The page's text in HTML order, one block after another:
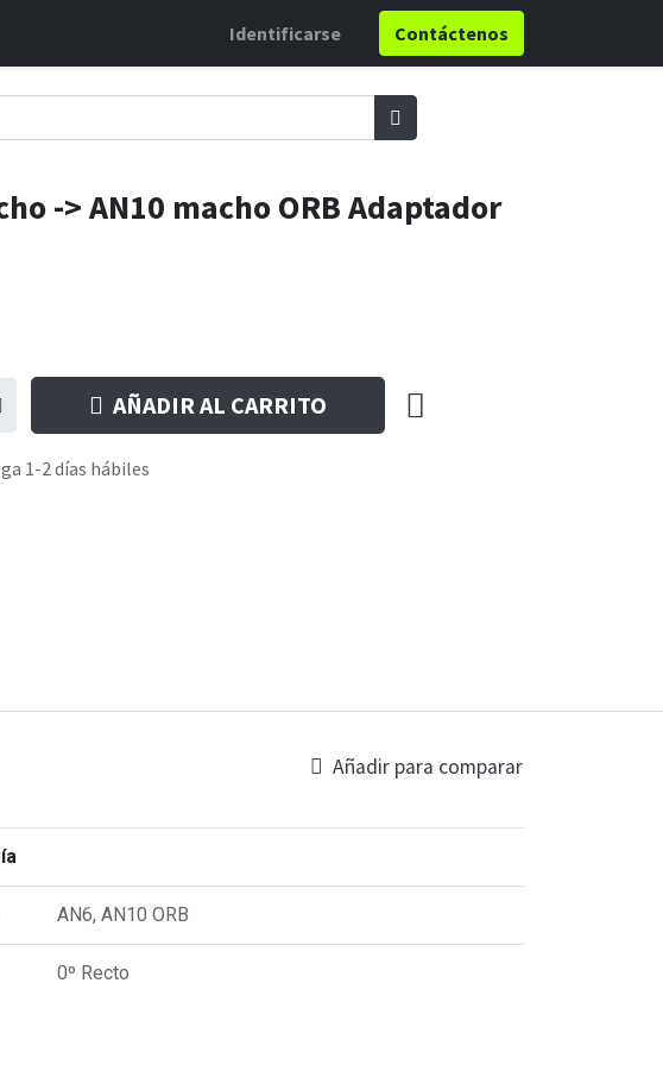
Identificarse Contáctenos
-> AN10 macho ORB Adaptador
AÑADIR AL CARRITO
1-2 días hábiles
Añadir para comparar
AN6, AN10 ORB
0º Recto